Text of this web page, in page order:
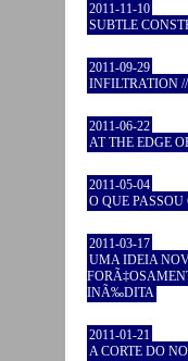
2011-11-10
SUBTLE
2011-09-29
INFILTRATION //
2011-06-22
AT THE EDGE
2011-05-04
O QUE
2011-03-17
UMA IDEIA
INÃ‰DITA
2011-01-21
A CORTE DO